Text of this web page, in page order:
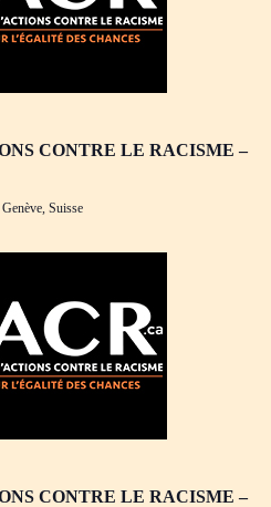
CONTRE LE RACISME –
Suisse
CONTRE LE RACISME –